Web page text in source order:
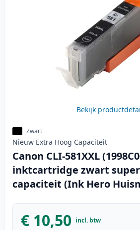
Bekijk
Zwart
Nieuw Extra Hoog Capaciteit
Canon CLI-581XXL
inktcartridge zwart
capaciteit (Ink Hero
€ 10,50 incl. btw